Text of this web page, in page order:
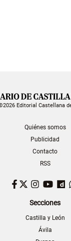
Editorial Castellana
Quiénes somos
Publicidad
Contacto
RSS
Facebook
Twitter
Secciones
Castilla y León
Ávila